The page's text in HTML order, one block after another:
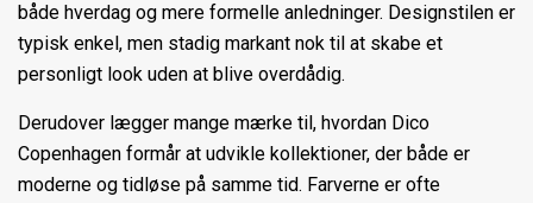
både hverdag og mere formelle anledninger. Designstilen er
typisk enkel, men stadig markant nok til at skabe et
personligt look uden at blive overdådig.
Derudover lægger mange mærke til, hvordan Dico
Copenhagen formår at udvikle kollektioner, der både er
moderne og tidløse på samme tid. Farverne er ofte